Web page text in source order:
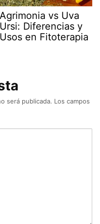
Agrimonia vs Uva
Ursi: Diferencias y
Usos en Fitoterapia
será publicada. Los campos